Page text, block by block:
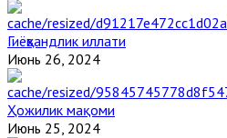
Гиёҳвандлик иллати
Июнь 26, 2024
Ҳожилик мақоми
Июнь 25, 2024